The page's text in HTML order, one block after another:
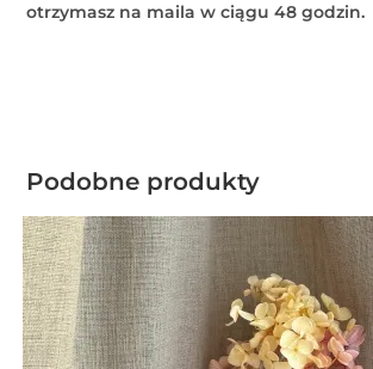
otrzymasz na maila w ciągu 48 godzin.
Podobne produkty